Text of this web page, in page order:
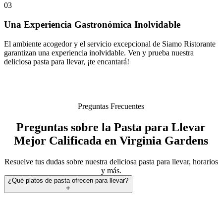
03
Una Experiencia Gastronómica Inolvidable
El ambiente acogedor y el servicio excepcional de Siamo Ristorante
garantizan una experiencia inolvidable. Ven y prueba nuestra
deliciosa pasta para llevar, ¡te encantará!
Preguntas Frecuentes
Preguntas sobre la Pasta para Llevar
Mejor Calificada en Virginia Gardens
Resuelve tus dudas sobre nuestra deliciosa pasta para llevar, horarios
y más.
¿Qué platos de pasta ofrecen para llevar?